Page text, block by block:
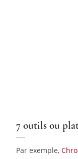
7 outils ou
Par exemple,